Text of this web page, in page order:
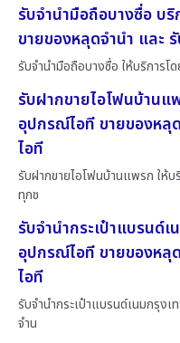
รับจำนำมือถือบางซื่อ บ
ขายของหลุดจำนำ และ
รับจำนำมือถือบางซื่อ ให้บริการ
รับฝากขายไอโฟนบ้านแ
อุปกรณ์ไอที ขายของหลุ
ไอที
รับฝากขายไอโฟนบ้านแพรก ให้
ทุกช
รับจำนำกระเป๋าแบรนด์
อุปกรณ์ไอที ขายของหลุ
ไอที
รับจำนำกระเป๋าแบรนด์เนมกรุง
จำน